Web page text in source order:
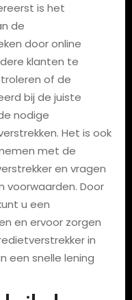
is het
de
door online
klanten te
of de
bij de juiste
nodige
Het is ook
met de
en vragen
voorwaarden. Door
u een
en ervoor zorgen
in
een snelle lening